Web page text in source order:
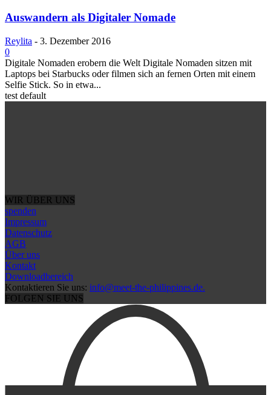
Auswandern als Digitaler Nomade
Reylita - 3. Dezember 2016
0
Digitale Nomaden erobern die Welt Digitale Nomaden sitzen mit
Laptops bei Starbucks oder filmen sich an fernen Orten mit einem
Selfie Stick. So in etwa...
test default
WIR ÜBER UNS
spenden
Impressum
Datenschutz
AGB
Über uns
Kontakt
Downloadbereich
Kontaktieren Sie uns: info@meet-the-philippines.de.
FOLGEN SIE UNS